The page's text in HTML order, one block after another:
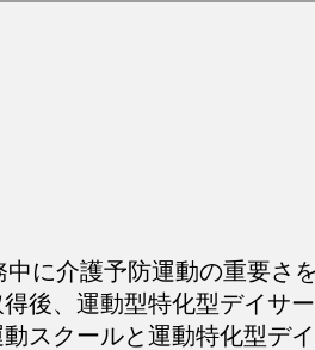
に介護予防運動の重要さ
後、運動型特化型デイサ
スクールと運動特化型デ